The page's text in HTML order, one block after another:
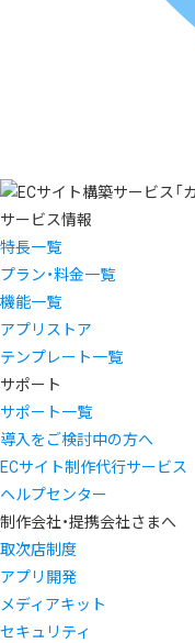
サービス情報
特長一覧
プラン・料金一覧
機能一覧
アプリストア
テンプレート一覧
サポート
サポート一覧
導入をご検討中の方へ
ECサイト制作代行サービス
ヘルプセンター
制作会社・提携会社さまへ
取次店制度
アプリ開発
メディアキット
セキュリティ